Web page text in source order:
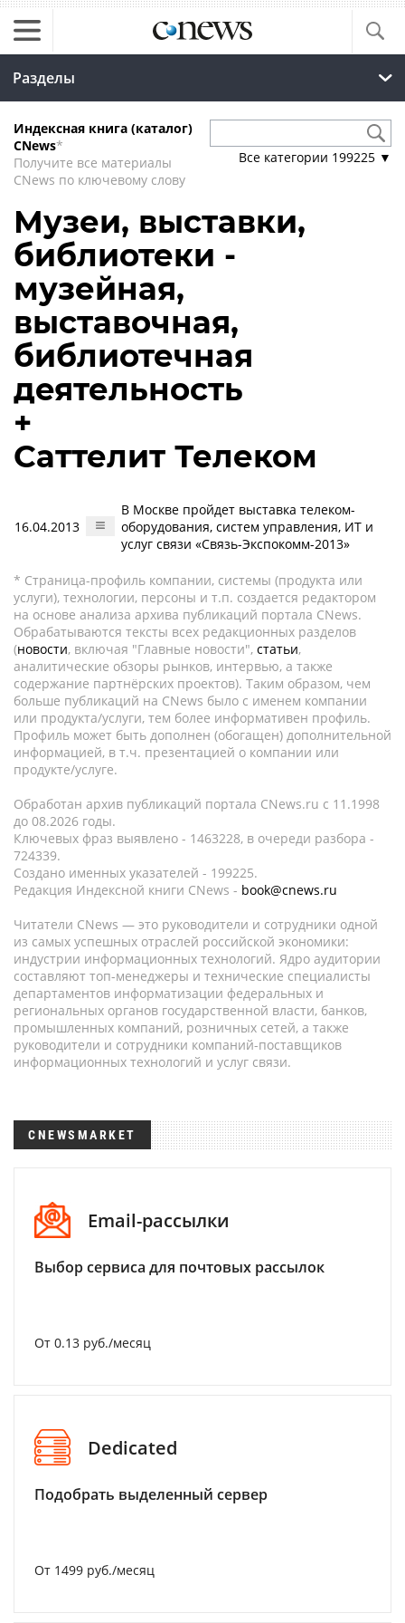
Разделы
Индексная книга (каталог)
CNews*
Получите все материалы
CNews по ключевому слову
Все категории 199225 ▼
Музеи, выставки,
библиотеки -
музейная,
выставочная,
библиотечная
деятельность
+
Саттелит Телеком
16.04.2013
В Москве пройдет выставка телеком-
оборудования, систем управления, ИТ и
услуг связи «Связь-Экспокомм-2013»
* Страница-профиль компании, системы (продукта или
услуги), технологии, персоны и т.п. создается редактором
на основе анализа архива публикаций портала CNews.
Обрабатываются тексты всех редакционных разделов
(новости, включая "Главные новости", статьи,
аналитические обзоры рынков, интервью, а также
содержание партнёрских проектов). Таким образом, чем
больше публикаций на CNews было с именем компании
или продукта/услуги, тем более информативен профиль.
Профиль может быть дополнен (обогащен) дополнительной
информацией, в т.ч. презентацией о компании или
продукте/услуге.
Обработан архив публикаций портала CNews.ru c 11.1998
до 08.2026 годы.
Ключевых фраз выявлено - 1463228, в очереди разбора -
724339.
Создано именных указателей - 199225.
Редакция Индексной книги CNews - book@cnews.ru
Читатели CNews — это руководители и сотрудники одной
из самых успешных отраслей российской экономики:
индустрии информационных технологий. Ядро аудитории
составляют топ-менеджеры и технические специалисты
департаментов информатизации федеральных и
региональных органов государственной власти, банков,
промышленных компаний, розничных сетей, а также
руководители и сотрудники компаний-поставщиков
информационных технологий и услуг связи.
CNEWSMARKET
Email-рассылки
Выбор сервиса для почтовых рассылок
От 0.13 руб./месяц
Dedicated
Подобрать выделенный сервер
От 1499 руб./месяц